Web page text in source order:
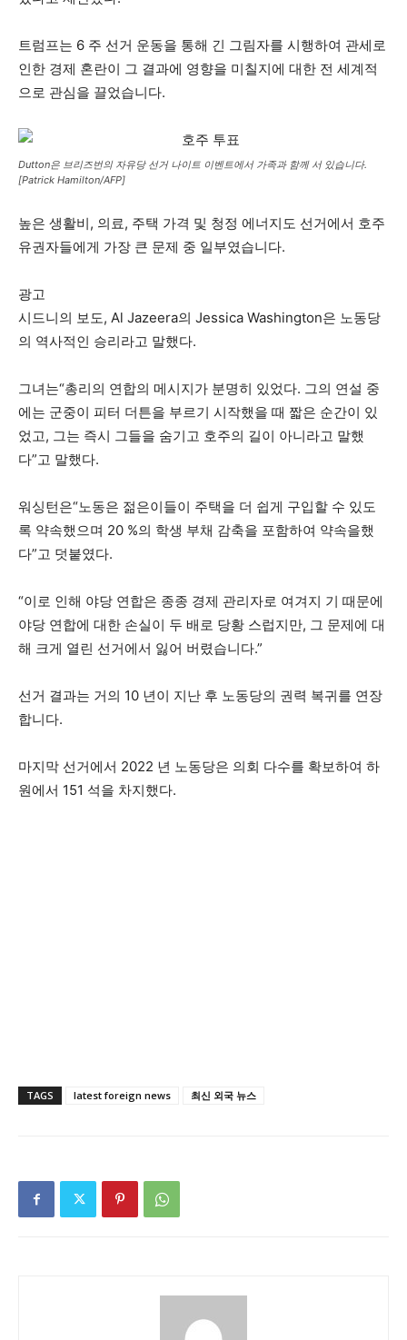
트럼프는 6 주 선거 운동을 통해 긴 그림자를 시행하여 관세로
인한 경제 혼란이 그 결과에 영향을 미칠지에 대한 전 세계적
으로 관심을 끌었습니다.
Dutton은 브리즈번의 자유당 선거 나이트 이벤트에서 가족과 함께 서 있습니다.
[Patrick Hamilton/AFP]
높은 생활비, 의료, 주택 가격 및 청정 에너지도 선거에서 호주
유권자들에게 가장 큰 문제 중 일부였습니다.
광고
시드니의 보도, Al Jazeera의 Jessica Washington은 노동당
의 역사적인 승리라고 말했다.
그녀는“총리의 연합의 메시지가 분명히 있었다. 그의 연설 중
에는 군중이 피터 더튼을 부르기 시작했을 때 짧은 순간이 있
었고, 그는 즉시 그들을 숨기고 호주의 길이 아니라고 말했
다”고 말했다.
워싱턴은“노동은 젊은이들이 주택을 더 쉽게 구입할 수 있도
록 약속했으며 20 %의 학생 부채 감축을 포함하여 약속을했
다”고 덧붙였다.
“이로 인해 야당 연합은 종종 경제 관리자로 여겨지 기 때문에
야당 연합에 대한 손실이 두 배로 당황 스럽지만, 그 문제에 대
해 크게 열린 선거에서 잃어 버렸습니다.”
선거 결과는 거의 10 년이 지난 후 노동당의 권력 복귀를 연장
합니다.
마지막 선거에서 2022 년 노동당은 의회 다수를 확보하여 하
원에서 151 석을 차지했다.
TAGS latest foreign news 최신 외국 뉴스